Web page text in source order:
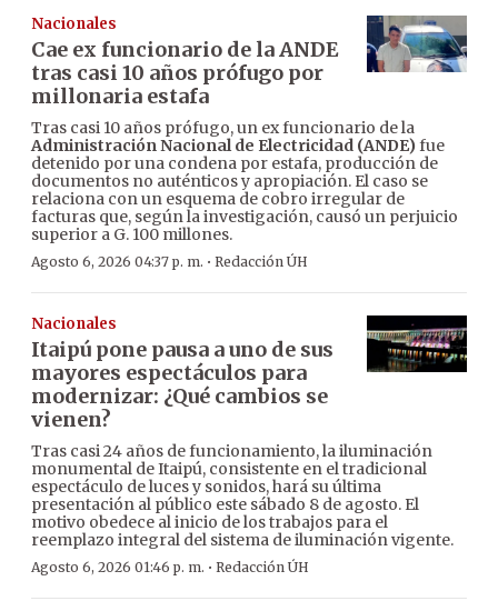
Nacionales
Cae ex funcionario de la ANDE
tras casi 10 años prófugo por
millonaria estafa
Tras casi 10 años prófugo, un ex funcionario de la
Administración Nacional de Electricidad (ANDE)fue
detenido por una condena por estafa, producción de
documentos no auténticos y apropiación. El caso se
relaciona con un esquema de cobro irregular de
facturas que, según la investigación, causó un perjuicio
superior a G. 100 millones.
Agosto 6, 2026 04:37 p. m. · Redacción ÚH
Nacionales
Itaipú pone pausa a uno de sus
mayores espectáculos para
modernizar: ¿Qué cambios se
vienen?
Tras casi 24 años de funcionamiento, la iluminación
monumental de Itaipú, consistente en el tradicional
espectáculo de luces y sonidos, hará su última
presentación al público este sábado 8 de agosto. El
motivo obedece al inicio de los trabajos para el
reemplazo integral del sistema de iluminación vigente.
Agosto 6, 2026 01:46 p. m. · Redacción ÚH